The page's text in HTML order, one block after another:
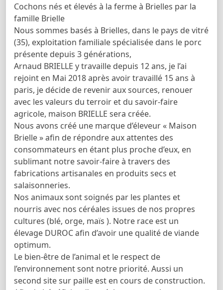
Cochons nés et élevés à la ferme à Brielles par la
famille Brielle
Nous sommes basés à Brielles, dans le pays de vitré
(35), exploitation familiale spécialisée dans le porc
présente depuis 3 générations,
Arnaud BRIELLE y travaille depuis 12 ans, je l’ai
rejoint en Mai 2018 après avoir travaillé 15 ans à
paris, je décide de revenir aux sources, renouer
avec les valeurs du terroir et du savoir-faire
agricole, maison BRIELLE sera créée.
Nous avons créé une marque d’éleveur « Maison
Brielle » afin de répondre aux attentes des
consommateurs en étant plus proche d’eux, en
sublimant notre savoir-faire à travers des
fabrications artisanales en produits secs et
salaisonneries.
Nos animaux sont soignés par les plantes et
nourris avec nos céréales issues de nos propres
cultures (blé, orge, maïs ). Notre race est un
élevage DUROC afin d’avoir une qualité de viande
optimum.
Le bien-être de l’animal et le respect de
l’environnement sont notre priorité. Aussi un
second site sur paille est en cours de construction.